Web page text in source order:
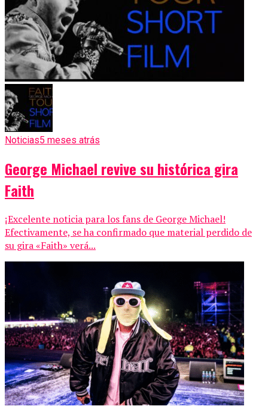
Noticias5 meses atrás
George Michael revive su histórica gira
Faith
¡Excelente noticia para los fans de George Michael!
Efectivamente, se ha confirmado que material perdido de
su gira «Faith» verá...